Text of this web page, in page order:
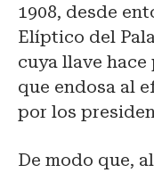
1908, desde
Elíptico del
cuya llave
que endosa al
por los
De modo que,